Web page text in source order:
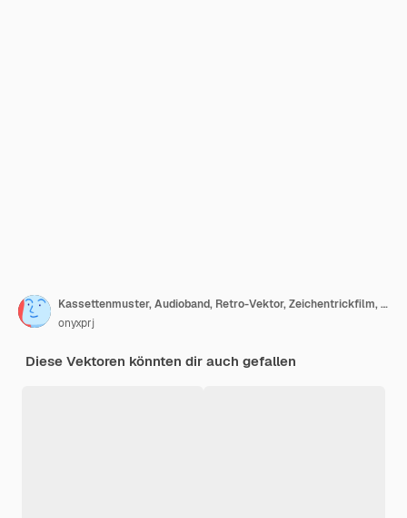
Kassettenmuster, Audioband, Retro-Vektor, Zeichentrickfilm, nahtloser Hintergrund
onyxprj
Diese Vektoren könnten dir auch gefallen